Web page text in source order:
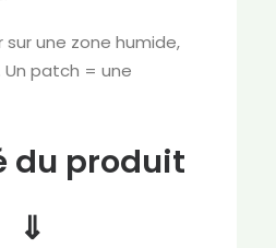
une zone humide,
Un patch = une
du produit
⇓